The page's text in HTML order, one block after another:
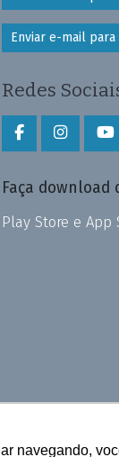
navegando,
Enviar e-mail
Redes
Faça download
Play Store e App